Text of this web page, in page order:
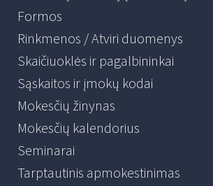
Formos
Rinkmenos / Atviri duomenys
Skaičiuoklės ir pagalbininkai
Sąskaitos ir įmokų kodai
Mokesčių žinynas
Mokesčių kalendorius
Seminarai
Tarptautinis apmokestinimas